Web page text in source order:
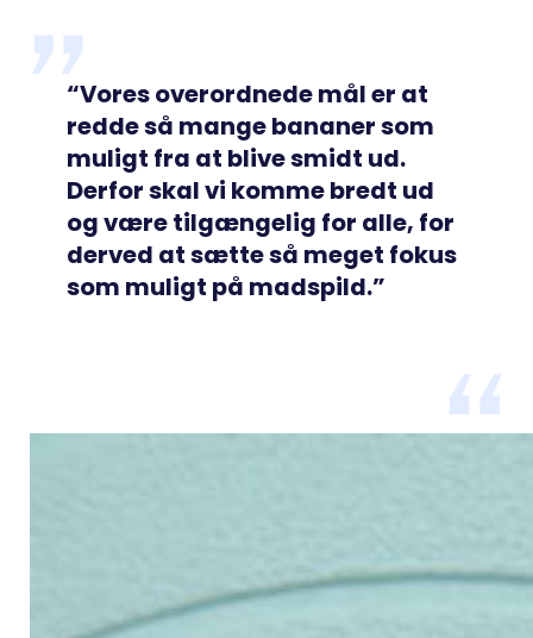
“Vores overordnede mål er at
redde så mange bananer som
muligt fra at blive smidt ud.
Derfor skal vi komme bredt ud
og være tilgængelig for alle, for
derved at sætte så meget fokus
som muligt på madspild.”